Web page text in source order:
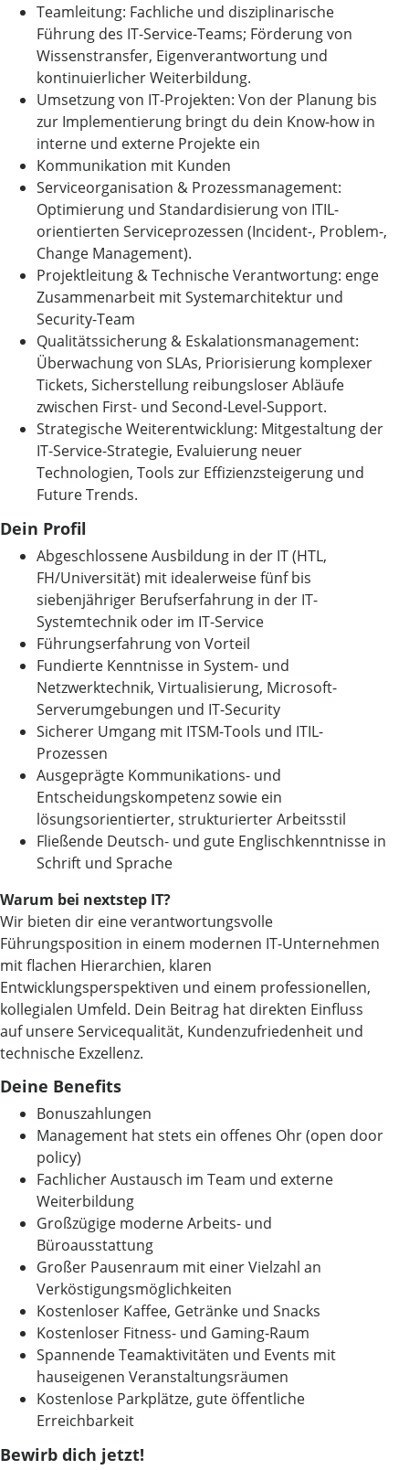
Teamleitung: Fachliche und disziplinarische
Führung des IT-Service-Teams; Förderung von
Wissenstransfer, Eigenverantwortung und
kontinuierlicher Weiterbildung.
Umsetzung von IT-Projekten: Von der Planung bis
zur Implementierung bringt du dein Know-how in
interne und externe Projekte ein
Kommunikation mit Kunden
Serviceorganisation & Prozessmanagement:
Optimierung und Standardisierung von ITIL-
orientierten Serviceprozessen (Incident-, Problem-,
Change Management).
Projektleitung & Technische Verantwortung: enge
Zusammenarbeit mit Systemarchitektur und
Security-Team
Qualitätssicherung & Eskalationsmanagement:
Überwachung von SLAs, Priorisierung komplexer
Tickets, Sicherstellung reibungsloser Abläufe
zwischen First- und Second-Level-Support.
Strategische Weiterentwicklung: Mitgestaltung der
IT-Service-Strategie, Evaluierung neuer
Technologien, Tools zur Effizienzsteigerung und
Future Trends.
Dein Profil
Abgeschlossene Ausbildung in der IT (HTL,
FH/Universität) mit idealerweise fünf bis
siebenjähriger Berufserfahrung in der IT-
Systemtechnik oder im IT-Service
Führungserfahrung von Vorteil
Fundierte Kenntnisse in System- und
Netzwerktechnik, Virtualisierung, Microsoft-
Serverumgebungen und IT-Security
Sicherer Umgang mit ITSM-Tools und ITIL-
Prozessen
Ausgeprägte Kommunikations- und
Entscheidungskompetenz sowie ein
lösungsorientierter, strukturierter Arbeitsstil
Fließende Deutsch- und gute Englischkenntnisse in
Schrift und Sprache
Warum bei nextstep IT?
Wir bieten dir eine verantwortungsvolle
Führungsposition in einem modernen IT-Unternehmen
mit flachen Hierarchien, klaren
Entwicklungsperspektiven und einem professionellen,
kollegialen Umfeld. Dein Beitrag hat direkten Einfluss
auf unsere Servicequalität, Kundenzufriedenheit und
technische Exzellenz.
Deine Benefits
Bonuszahlungen
Management hat stets ein offenes Ohr (open door
policy)
Fachlicher Austausch im Team und externe
Weiterbildung
Großzügige moderne Arbeits- und
Büroausstattung
Großer Pausenraum mit einer Vielzahl an
Verköstigungsmöglichkeiten
Kostenloser Kaffee, Getränke und Snacks
Kostenloser Fitness- und Gaming-Raum
Spannende Teamaktivitäten und Events mit
hauseigenen Veranstaltungsräumen
Kostenlose Parkplätze, gute öffentliche
Erreichbarkeit
Bewirb dich jetzt!